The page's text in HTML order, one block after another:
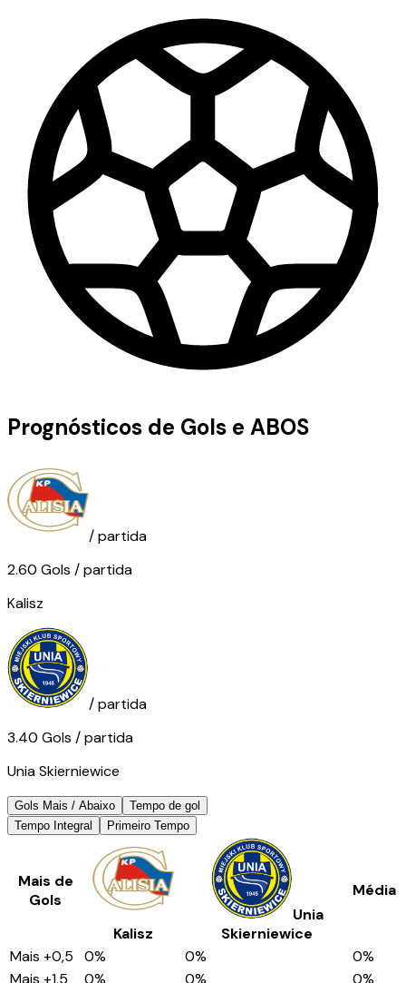
Prognósticos de Gols e ABOS
/ partida
2.60 Gols / partida
Kalisz
/ partida
3.40 Gols / partida
Unia Skierniewice
Gols Mais / Abaixo
Tempo de gol
Tempo Integral
Primeiro Tempo
Mais de
Gols
Kalisz
Unia
Skierniewice
Média
Mais +0,5 0% 0% 0%
Mais +1,5 0% 0% 0%